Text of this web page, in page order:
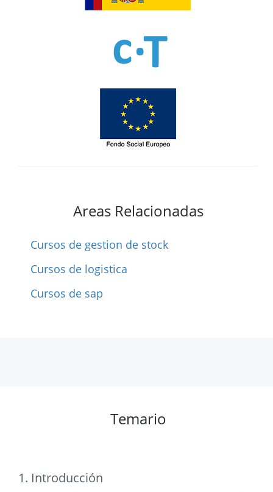
Areas Relacionadas
Cursos de gestion de stock
Cursos de logistica
Cursos de sap
Temario
1. Introducción